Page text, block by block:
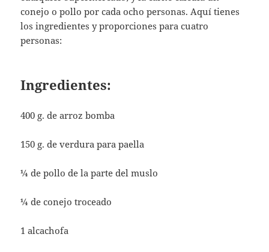
conejo o pollo por cada ocho personas. Aquí tienes
los ingredientes y proporciones para cuatro
personas:
Ingredientes:
400 g. de arroz bomba
150 g. de verdura para paella
¼ de pollo de la parte del muslo
¼ de conejo troceado
1 alcachofa